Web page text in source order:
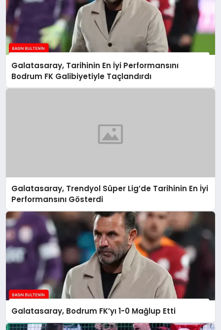
Galatasaray, Tarihinin En İyi Performansını
Bodrum FK Galibiyetiyle Taçlandırdı
Galatasaray, Trendyol Süper Lig’de Tarihinin En İyi
Performansını Gösterdi
Galatasaray, Bodrum FK’yı 1-0 Mağlup Etti